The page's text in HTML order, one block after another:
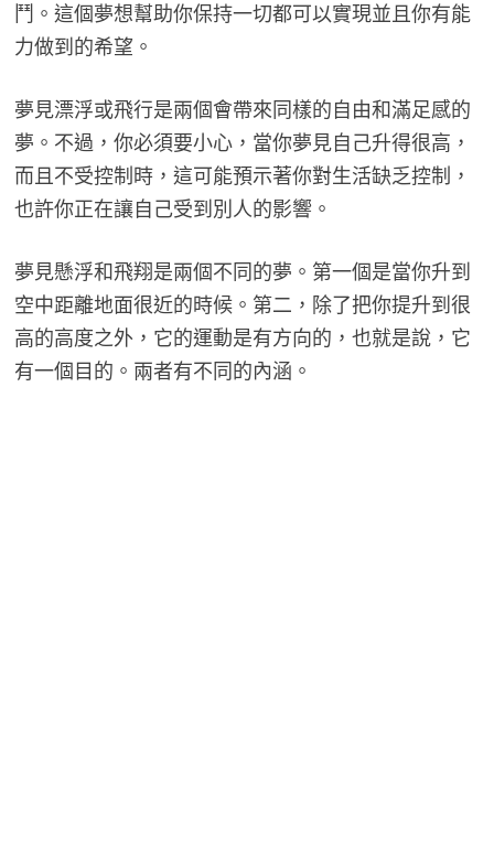
鬥。這個夢想幫助你保持一切都可以實現並且你有能
力做到的希望。
夢見漂浮或飛行是兩個會帶來同樣的自由和滿足感的
夢。不過，你必須要小心，當你夢見自己升得很高，
而且不受控制時，這可能預示著你對生活缺乏控制，
也許你正在讓自己受到別人的影響。
夢見懸浮和飛翔是兩個不同的夢。第一個是當你升到
空中距離地面很近的時候。第二，除了把你提升到很
高的高度之外，它的運動是有方向的，也就是說，它
有一個目的。兩者有不同的內涵。